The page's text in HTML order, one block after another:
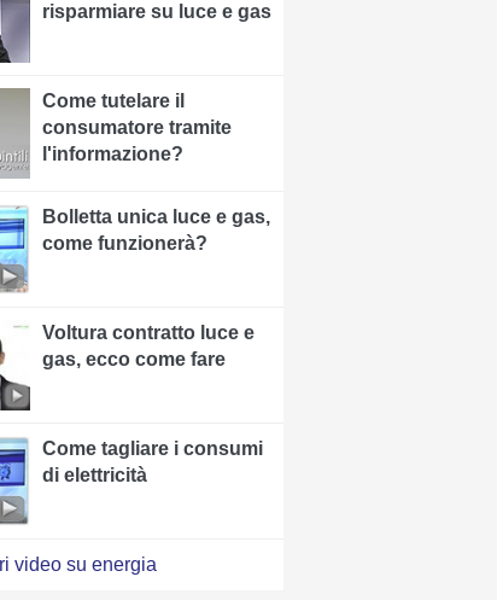
risparmiare su luce e gas
Come tutelare il
consumatore tramite
l'informazione?
Bolletta unica luce e gas,
come funzionerà?
Voltura contratto luce e
gas, ecco come fare
Come tagliare i consumi
di elettricità
video su energia